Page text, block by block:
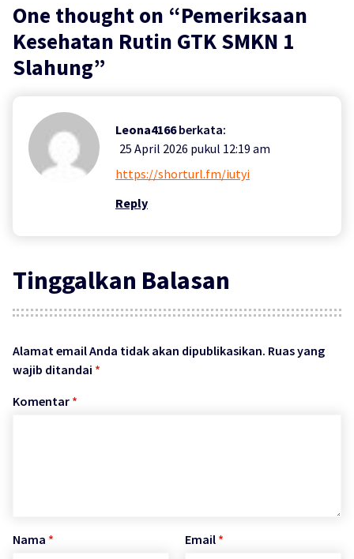
One thought on “Pemeriksaan
Kesehatan Rutin GTK SMKN 1
Slahung”
Leona4166 berkata:
25 April 2026 pukul 12:19 am
https://shorturl.fm/iutyi
Reply
Tinggalkan Balasan
Alamat email Anda tidak akan dipublikasikan. Ruas yang
wajib ditandai *
Komentar *
Nama * Email *